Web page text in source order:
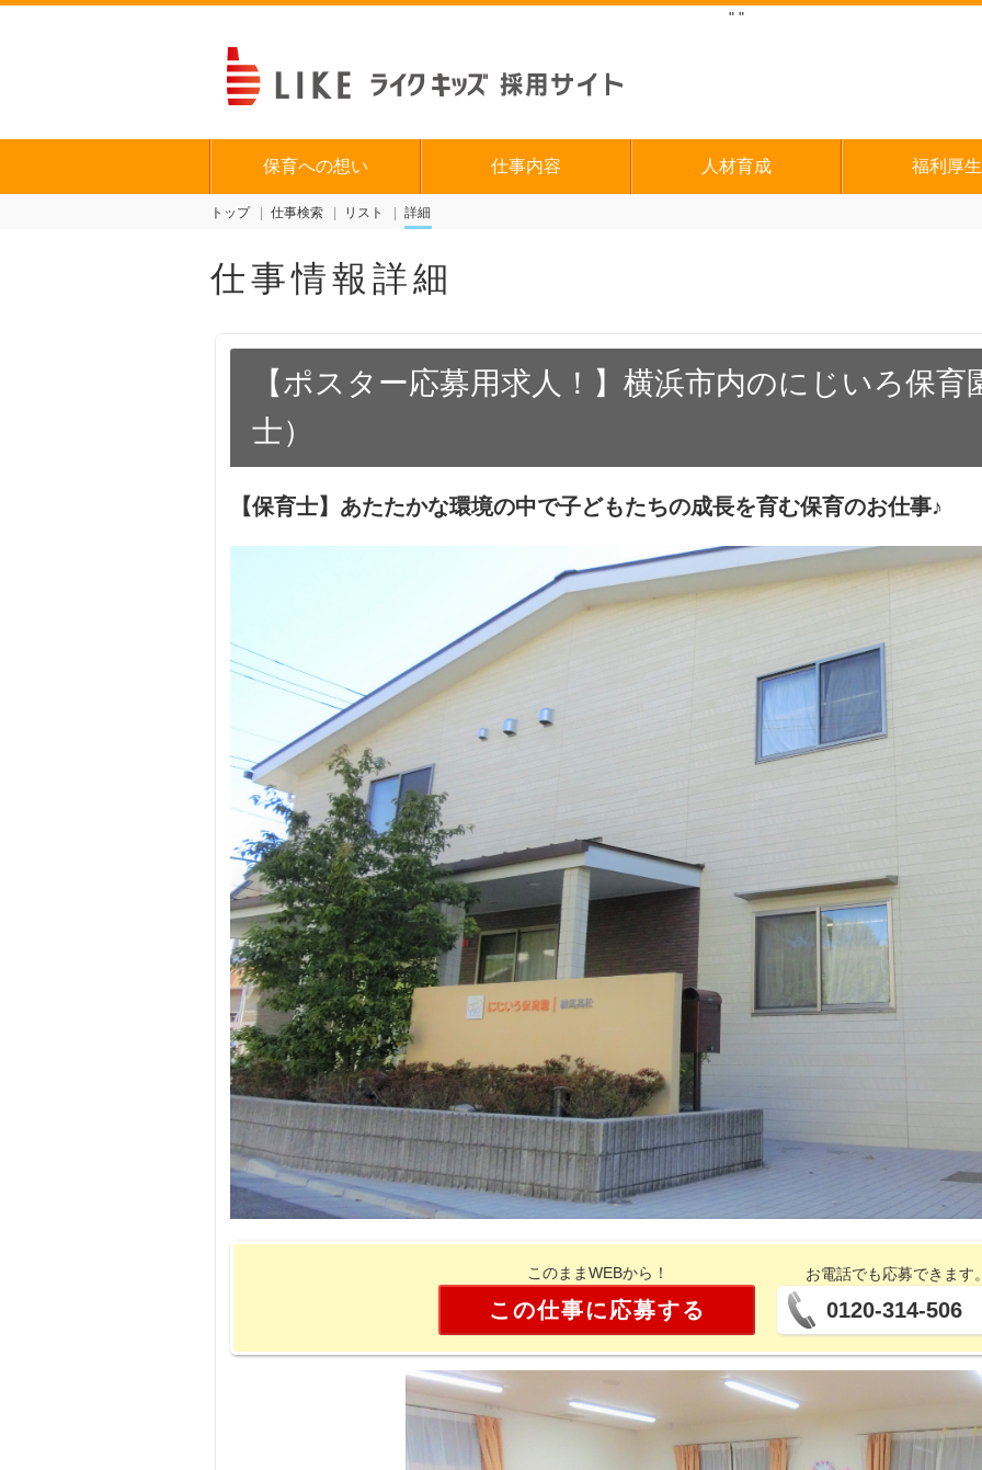
" "
保育への想い 仕事内容 人材育成 福利厚生
トップ 仕事検索 リスト 詳細
仕事情報詳細
【ポスター応募用求人！】横浜市内のにじいろ保育
士）
【保育士】あたたかな環境の中で子どもたちの成長を育む保育のお仕事♪
このままWEBから！
この仕事に応募する
お電話でも応募できます
0120-314-506